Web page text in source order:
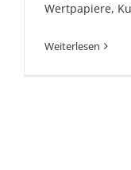
Wertpapiere,
Weiterlesen